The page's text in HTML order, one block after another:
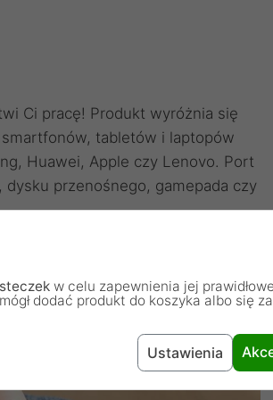
Ci pracę! Produkt wyróżnia się
tabletów i laptopów
Huawei, Apple czy Lenovo. Port
przenośnego, gamepada czy
w celu zapewnienia jej
dodać produkt do koszyka albo się
Ustawienia